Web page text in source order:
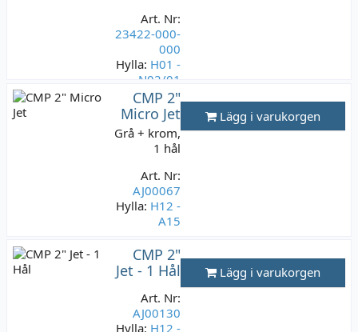
Art. Nr:
23422-000-
000
Hylla: H01 -
N02/01
Lagerstatus:4
st
199 kr
Varav moms:
CMP 2"
Micro Jet
Grå + krom,
1 hål
Art. Nr:
AJ00067
Hylla: H12 -
A15
Lagerstatus:
19 st
199 kr
Varav moms:
39,80 kr
Lägg i varukorgen
CMP 2"
Jet - 1 Hål
Art. Nr:
AJ00130
Hylla: H12 -
Lägg i varukorgen